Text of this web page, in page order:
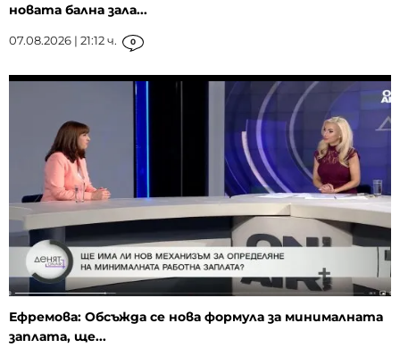
новата бална зала...
07.08.2026 | 21:12 ч. 0
Ефремова: Обсъжда се нова формула за минималната
заплата, ще...